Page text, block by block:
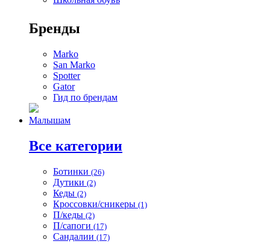
Бренды
Marko
San Marko
Spotter
Gator
Гид по брендам
Малышам
Все категории
Ботинки (26)
Дутики (2)
Кеды (2)
Кроссовки/сникеры (1)
П/кеды (2)
П/сапоги (17)
Сандалии (17)